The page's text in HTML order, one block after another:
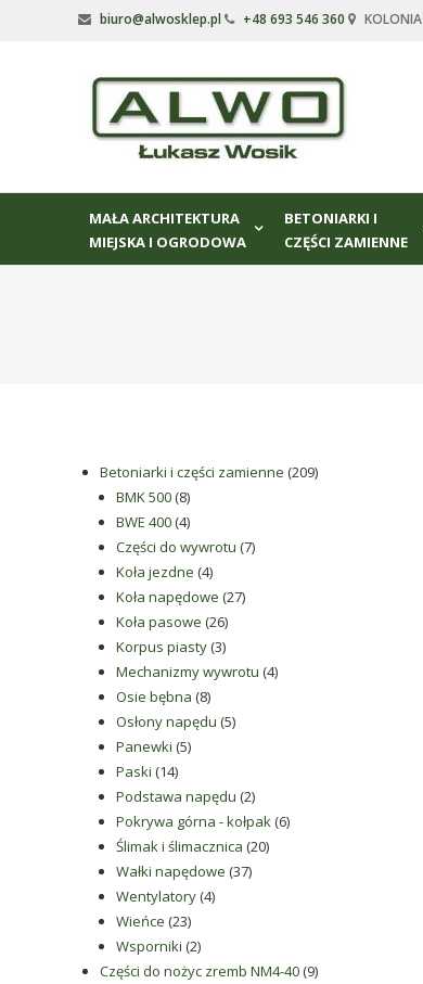
biuro@alwosklep.pl +48 693 546 360
Alwo
sklep
–
meble
ogrodowe,
różnego
rodzaju
części
betoniarek,
maszyn
rolniczych,
także
części
zamienne.
MAŁA ARCHITEKTURA
MIEJSKA I OGRODOWA
BETONIARKI I
CZĘŚCI ZAMIENNE
Betoniarki i części zamienne 209209
BMK 500 88
produktów
BWE 400 44
produkty
Części do wywrotu 77
Koła jezdne 44
produkty
Koła napędowe 2727
Koła pasowe 2626
produktów
Korpus piasty 33
produkty
Mechanizmy wywrotu 44
Osie bębna 88
produktów
Osłony napędu 55
Panewki 55
Paski 1414
produktów
Podstawa napędu 22
produkty
Pokrywa górna - kołpak 66
Ślimak i ślimacznica 2020
Wałki napędowe 3737
Wentylatory 44
Wieńce 2323
produkty
Wsporniki 22
produkty
Części do nożyc zremb NM4-40 99